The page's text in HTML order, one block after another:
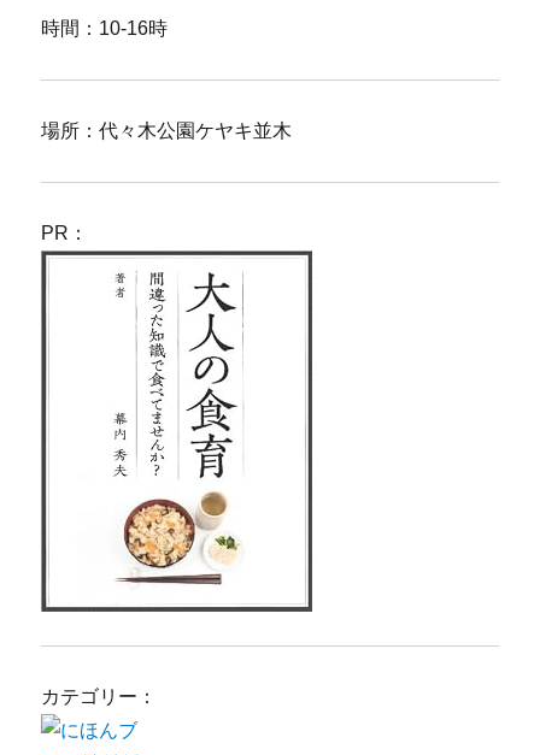
時間：10-16時
場所：代々木公園ケヤキ並木
PR：
カテゴリー：